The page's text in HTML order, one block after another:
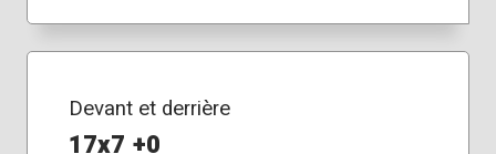
Devant et derrière
17x7 +0